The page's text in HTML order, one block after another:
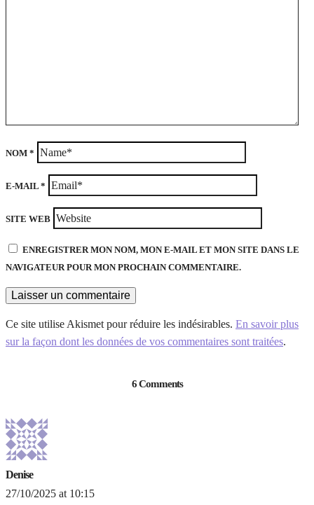
NOM *
E-MAIL *
SITE WEB
ENREGISTRER MON NOM, MON E-MAIL ET MON SITE DANS LE
NAVIGATEUR POUR MON PROCHAIN COMMENTAIRE.
Ce site utilise Akismet pour réduire les indésirables. En savoir plus
sur la façon dont les données de vos commentaires sont traitées.
6 Comments
Denise
27/10/2025 at 10:15